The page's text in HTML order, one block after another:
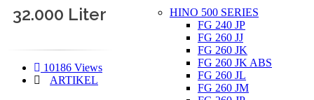
HINO 500 SERIES
FG 240 JP
FG 260 JJ
FG 260 JK
FG 260 JK ABS
FG 260 JL
FG 260 JM
32.000 Liter
10186 Views
ARTIKEL